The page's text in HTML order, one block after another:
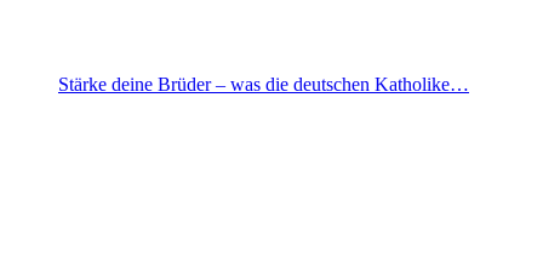
Stärke deine Brüder – was die deutschen Katholike…